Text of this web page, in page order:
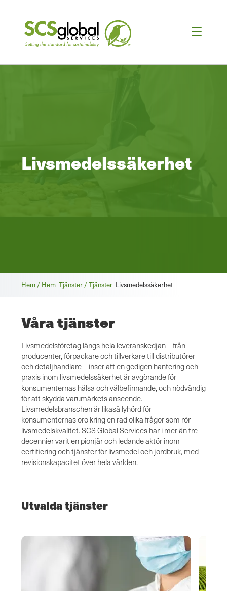
Livsmedelssäkerhet
Brödsmula
Hem / Hem Tjänster / Tjänster Livsmedelssäkerhet
Våra tjänster
Livsmedelsföretag längs hela leveranskedjan – från
producenter, förpackare och tillverkare till distributörer
och detaljhandlare – inser att en gedigen hantering och
praxis inom livsmedelssäkerhet är avgörande för
konsumenternas hälsa och välbefinnande, och nödvändig
för att skydda varumärkets anseende.
Livsmedelsbranschen är likaså lyhörd för
konsumenternas oro kring en rad olika frågor som rör
livsmedelskvalitet. SCS Global Services har i mer än tre
decennier varit en pionjär och ledande aktör inom
certifiering och tjänster för livsmedel och jordbruk, med
revisionskapacitet över hela världen.
Utvalda tjänster